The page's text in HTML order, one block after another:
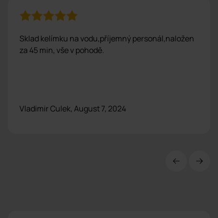
Sklad kelímku na vodu,příjemný personál,naložen
za 45 min, vše v pohodě.
Vladimir Culek, August 7, 2024